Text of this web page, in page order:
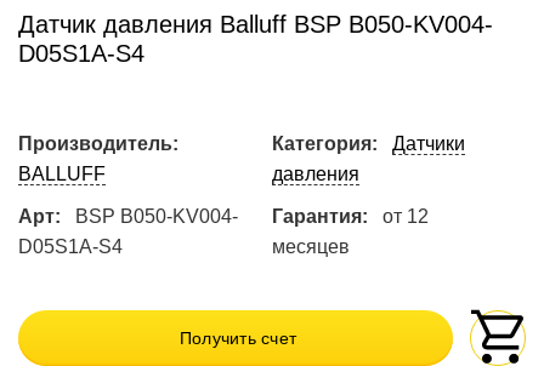
Датчик давления Balluff BSP B050-KV004-
D05S1A-S4
Производитель:
BALLUFF
Категория:
Датчики
давления
Арт:
BSP B050-KV004-
D05S1A-S4
Гарантия:
от 12
месяцев
Получить счет